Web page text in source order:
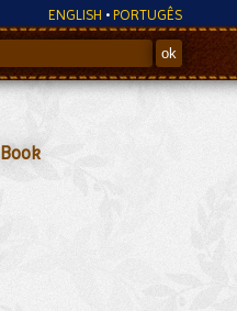
ENGLISH • PORTUGÊS
Book